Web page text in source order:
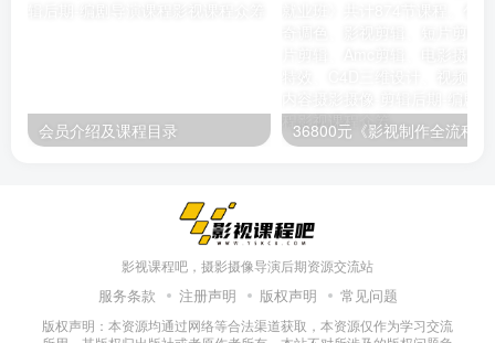
会员介绍及课程目录
影视课程吧，摄影摄像导演后期资源交流站
服务条款 注册声明 版权声明 常见问题
版权声明：本资源均通过网络等合法渠道获取，本资源仅作为学习交流